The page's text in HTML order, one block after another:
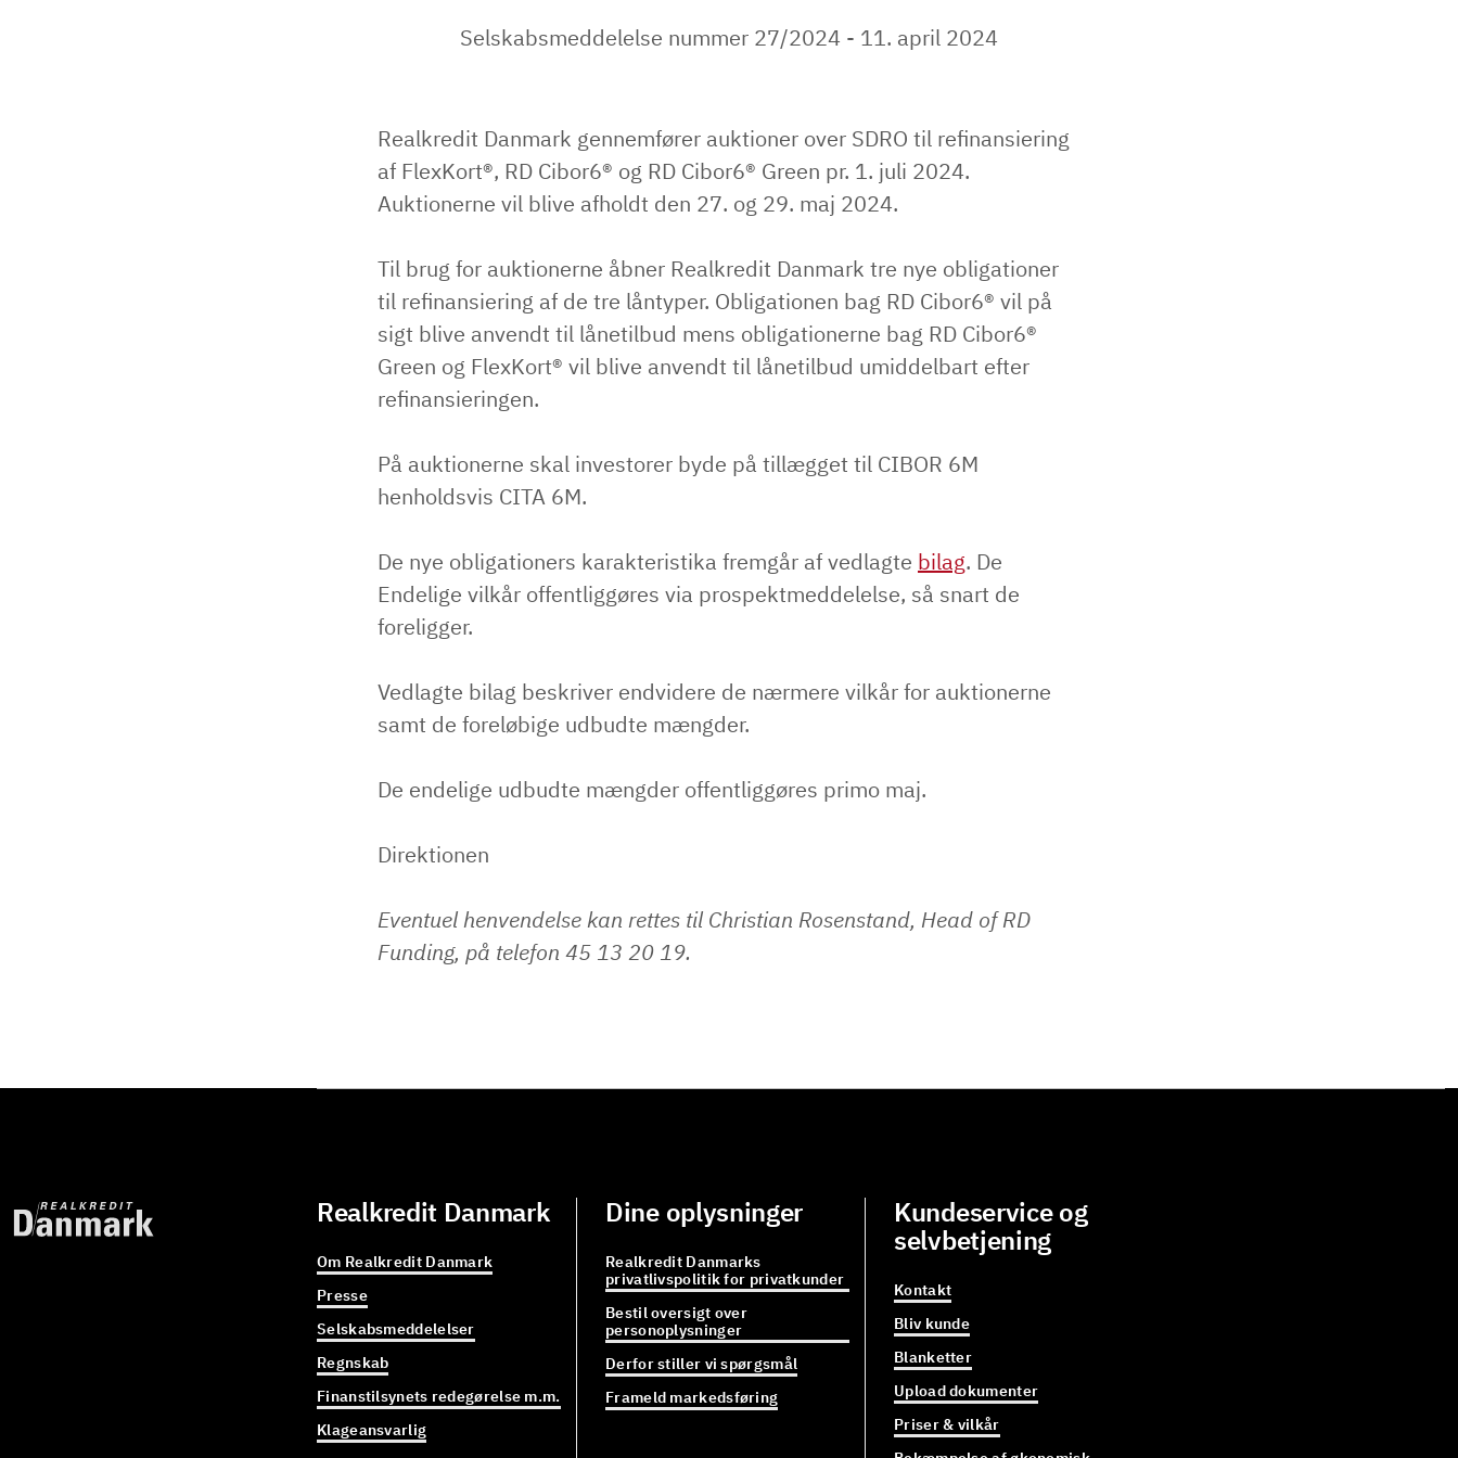
Selskabsmeddelelse nummer 27/2024 - 11. april 2024
Realkredit Danmark gennemfører auktioner over SDRO til refinansiering
af FlexKort®, RD Cibor6® og RD Cibor6® Green pr. 1. juli 2024.
Auktionerne vil blive afholdt den 27. og 29. maj 2024.
Til brug for auktionerne åbner Realkredit Danmark tre nye obligationer
til refinansiering af de tre låntyper. Obligationen bag RD Cibor6® vil på
sigt blive anvendt til lånetilbud mens obligationerne bag RD Cibor6®
Green og FlexKort® vil blive anvendt til lånetilbud umiddelbart efter
refinansieringen.
På auktionerne skal investorer byde på tillægget til CIBOR 6M
henholdsvis CITA 6M.
De nye obligationers karakteristika fremgår af vedlagte bilag. De
Endelige vilkår offentliggøres via prospektmeddelelse, så snart de
foreligger.
Vedlagte bilag beskriver endvidere de nærmere vilkår for auktionerne
samt de foreløbige udbudte mængder.
De endelige udbudte mængder offentliggøres primo maj.
Direktionen
Eventuel henvendelse kan rettes til Christian Rosenstand, Head of RD
Funding, på telefon 45 13 20 19.
Realkredit Danmark
Om Realkredit Danmark
Presse
Selskabsmeddelelser
Regnskab
Finanstilsynets redegørelse m.m.
Klageansvarlig
Dine oplysninger
Realkredit Danmarks
privatlivspolitik for privatkunder
Bestil oversigt over
personoplysninger
Derfor stiller vi spørgsmål
Frameld markedsføring
Kundeservice og
selvbetjening
Kontakt
Bliv kunde
Blanketter
Upload dokumenter
Priser & vilkår